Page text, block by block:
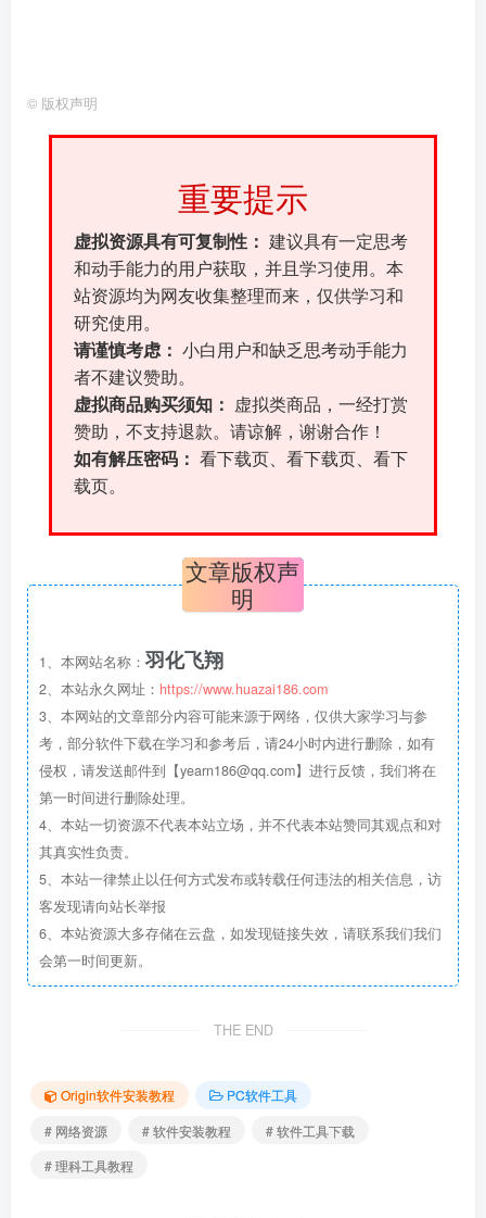
© 版权声明
重要提示
虚拟资源具有可复制性： 建议具有一定思考
和动手能力的用户获取，并且学习使用。本
站资源均为网友收集整理而来，仅供学习和
研究使用。
请谨慎考虑： 小白用户和缺乏思考动手能力
者不建议赞助。
虚拟商品购买须知：
虚拟类商品，一经打赏
赞助，不支持退款。请谅解，谢谢合作！
如有解压密码： 看下载页、看下载页、看下
载页。
文章版权声
明
1、本网站名称： 羽化飞翔
2、本站永久网址： https://www.huazai186.com
3、本网站的文章部分内容可能来源于网络，仅供大家学习与参
考，部分软件下载在学习和参考后，请24小时内进行删除，如有
侵权，请发送邮件到【yearn186@qq.com】进行反馈，我们将在
第一时间进行删除处理。
4、本站一切资源不代表本站立场，并不代表本站赞同其观点和对
其真实性负责。
5、本站一律禁止以任何方式发布或转载任何违法的相关信息，访
客发现请向站长举报
6、本站资源大多存储在云盘，如发现链接失效，请联系我们我们
会第一时间更新。
THE END
Origin软件安装教程
PC软件工具
# 网络资源
# 软件安装教程
# 软件工具下载
# 理科工具教程